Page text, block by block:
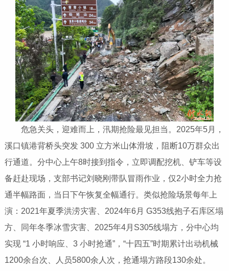
危急关头，迎难而上，汛期抢险最见担当。2025年5月，
溪口镇港背桥头突发 300 立方米山体滑坡，阻断10万群众出
行通道。分中心上午8时接到指令，立即调配挖机、铲车等设
备赶赴现场，支部书记刘晓刚带队冒雨作业，仅2小时全力抢
通半幅路面，当日下午恢复全幅通行。类似抢险场景每年上
演：2021年夏季洪涝灾害、2024年6月 G353线抱子石库区塌
方、同年冬季冰雪灾害、2025年4月S305线塌方，分中心均
实现 “1 小时响应、3 小时抢通”，“十四五”时期累计出动机械
1200余台次、人员5800余人次，抢通塌方路段130余处。